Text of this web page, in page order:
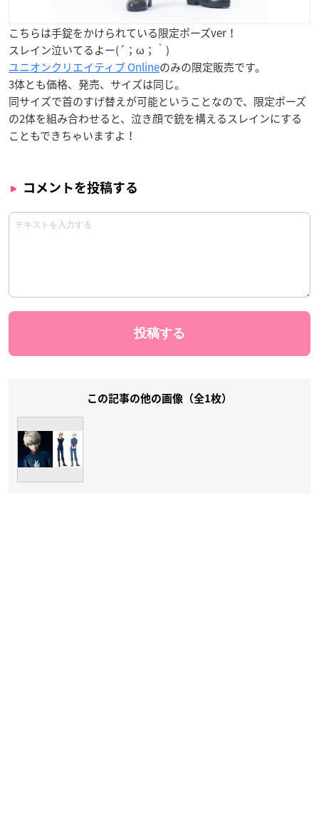
こちらは手錠をかけられている限定ポーズver！
スレイン泣いてるよー(´；ω；｀)
ユニオンクリエイティブ Onlineのみの限定販売です。
3体とも価格、発売、サイズは同じ。
同サイズで首のすげ替えが可能ということなので、限定ポーズ
の2体を組み合わせると、泣き顔で銃を構えるスレインにする
こともできちゃいますよ！
コメントを投稿する
この記事の他の画像（全1枚）